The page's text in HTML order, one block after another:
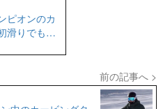
ピオンのカ
滑りでも凄
前の記事へ >